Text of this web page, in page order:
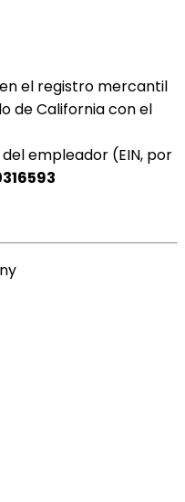
el registro mercantil
de California con el
empleador (EIN, por